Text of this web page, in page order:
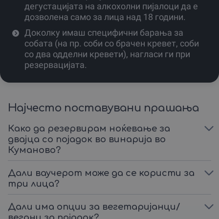
Доколку планираш поголем настан, на располагање
ти стои и пространа сала за состаноци, како и сала за
прослави со капацитет до 70 луѓе, идеална за
семинари, свечени вечери или приватни забави.
Резервацијата на твоето прекрасно доживување
треба да се направи најмалку еден ден пред
посакуваното пристигнување.
според твоите желби, особено ако доаѓаш со поголема
група.
Иако минималниот број учесници е две лица, целиот
објект е подготвен да прими тимови и големи
прослави, обезбедувајќи ти комплетно доживување
под еден покрив.
Ова доживување е совршено за сите кои ја ценат
квалитетната храна, вино и одмор.
Зошто да чекаш за совршениот момент? Создај го
дегустацијата на алкохолни пијалоци да е
дозволена само за лица над 18 години.
Доколку имаш специфични барања за
собата (на пр. соби со брачен кревет, соби
со два одделни кревети), нагласи ги при
резервацијата.
Најчесто поставувани прашања
Како да резервирам ноќевање за
двајца со појадок во винарија во
Куманово?
Дали ваучерот може да се користи за
три лица?
Дали има опции за вегетаријанци/